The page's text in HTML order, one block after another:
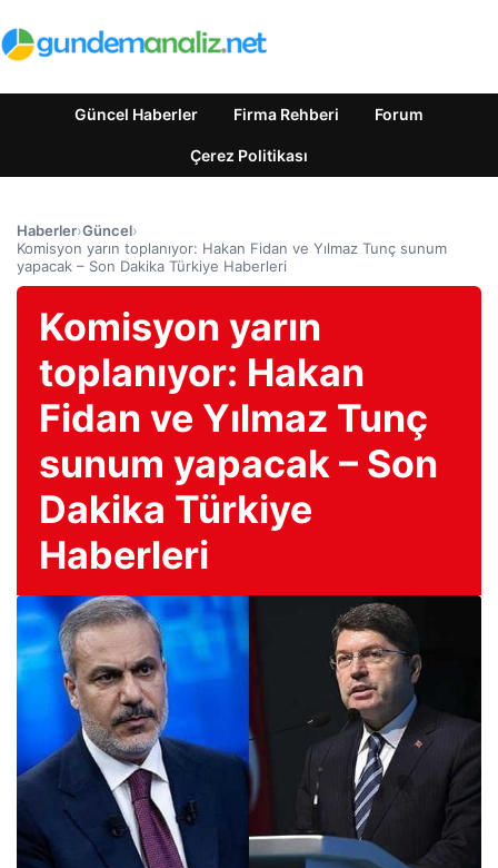
Güncel Haberler Firma Rehberi Forum
Çerez Politikası
Haberler›Güncel›
Komisyon yarın toplanıyor: Hakan Fidan ve Yılmaz Tunç sunum
yapacak – Son Dakika Türkiye Haberleri
Komisyon yarın
toplanıyor: Hakan
Fidan ve Yılmaz Tunç
sunum yapacak – Son
Dakika Türkiye
Haberleri